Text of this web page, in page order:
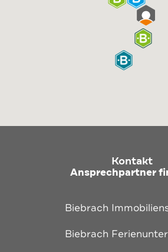
Kontakt
Ansprechpartner
Biebrach
Biebrach